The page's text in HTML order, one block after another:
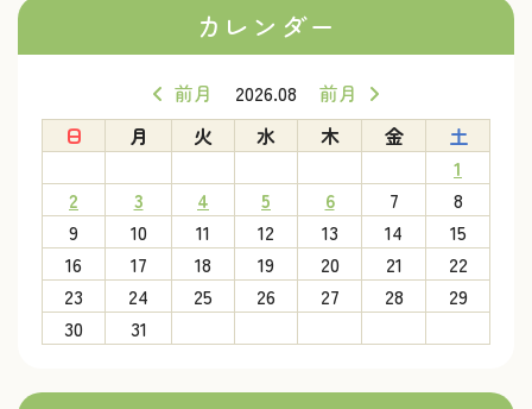
カレンダー
前月 2026.08
前月
日
月 火 水 木 金
土
1
2
3 4 5 6 7
8
9
10 11 12 13 14
15
16
17 18 19 20 21
22
23
24 25 26 27 28
29
30
31